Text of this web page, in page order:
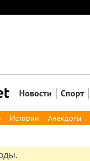
Новости Спорт
Истории Анекдоты